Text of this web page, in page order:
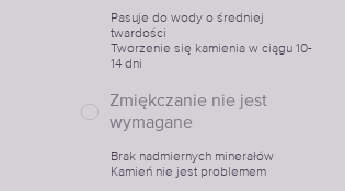
Pasuje do wody o średniej
twardości
Tworzenie się kamienia w ciągu 10-
14 dni
Zmiękczanie nie jest
wymagane
Brak nadmiernych minerałów
Kamień nie jest problemem